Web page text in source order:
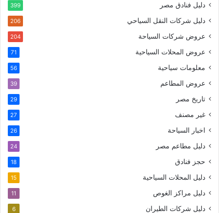
دليل فنادق مصر 399
دليل شركات النقل السياحي 206
عروض شركات السياحة 204
عروض المحلات السياحية 71
معلومات سياحية 56
عروض المطاعم 39
تاريخ مصر 29
غير مصنف 27
اخبار السياحة 26
دليل مطاعم مصر 24
حجز فنادق 18
دليل المحلات السياحية 15
دليل مراكز الغوص 11
دليل شركات الطيران 6